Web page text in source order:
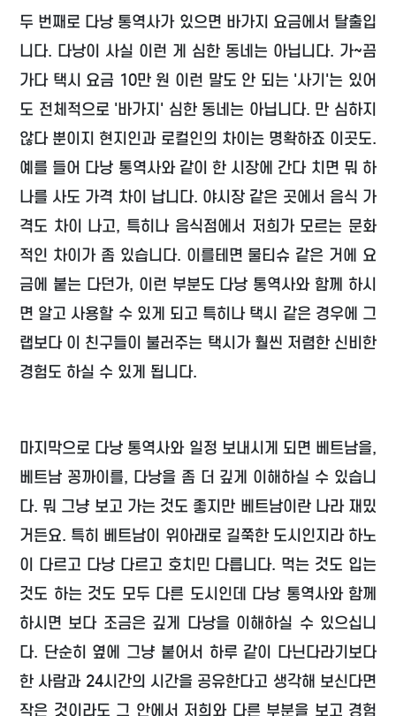
두 번째로 다낭 통역사가 있으면 바가지 요금에서 탈출입
니다. 다낭이 사실 이런 게 심한 동네는 아닙니다. 가~끔
가다 택시 요금 10만 원 이런 말도 안 되는 '사기'는 있어
도 전체적으로 '바가지' 심한 동네는 아닙니다. 만 심하지
않다 뿐이지 현지인과 로컬인의 차이는 명확하죠 이곳도.
예를 들어 다낭 통역사와 같이 한 시장에 간다 치면 뭐 하
나를 사도 가격 차이 납니다. 야시장 같은 곳에서 음식 가
격도 차이 나고, 특히나 음식점에서 저희가 모르는 문화
적인 차이가 좀 있습니다. 이를테면 물티슈 같은 거에 요
금에 붙는 다던가, 이런 부분도 다낭 통역사와 함께 하시
면 알고 사용할 수 있게 되고 특히나 택시 같은 경우에 그
랩보다 이 친구들이 불러주는 택시가 훨씬 저렴한 신비한
경험도 하실 수 있게 됩니다.
마지막으로 다낭 통역사와 일정 보내시게 되면 베트남을,
베트남 꽁까이를, 다낭을 좀 더 깊게 이해하실 수 있습니
다. 뭐 그냥 보고 가는 것도 좋지만 베트남이란 나라 재밌
거든요. 특히 베트남이 위아래로 길쭉한 도시인지라 하노
이 다르고 다낭 다르고 호치민 다릅니다. 먹는 것도 입는
것도 하는 것도 모두 다른 도시인데 다낭 통역사와 함께
하시면 보다 조금은 깊게 다낭을 이해하실 수 있으십니
다. 단순히 옆에 그냥 붙어서 하루 같이 다닌다라기보다
한 사람과 24시간의 시간을 공유한다고 생각해 보신다면
작은 것이라도 그 안에서 저희와 다른 부분을 보고 경험